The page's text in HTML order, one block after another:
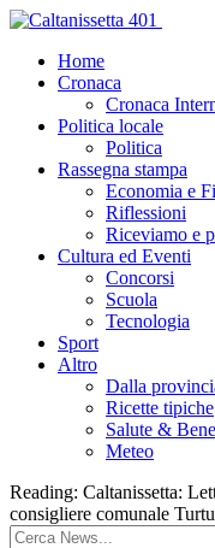
Home
Cronaca
Cronaca
Politica locale
Politica
Rassegna stampa
Economia e
Riflessioni
Riceviamo e
Cultura ed Eventi
Concorsi
Scuola
Tecnologia
Sport
Altro
Dalla
Ricette tipiche
Salute &
Meteo
Reading: Caltanissetta:
consigliere comunale